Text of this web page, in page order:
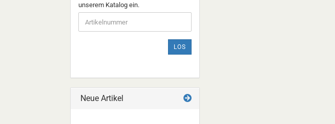
GEBEN
SIE
DIE
ARTIKELNUMMER
unserem Katalog ein.
LOS
Neue Artikel